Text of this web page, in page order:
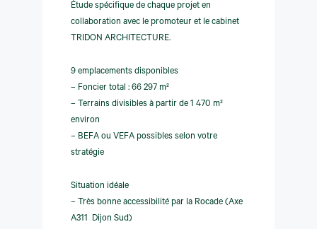
Étude spécifique de chaque projet en
collaboration avec le promoteur et le cabinet
TRIDON ARCHITECTURE.
9 emplacements disponibles
– Foncier total : 66 297 m²
– Terrains divisibles à partir de 1 470 m²
environ
– BEFA ou VEFA possibles selon votre
stratégie
Situation idéale
– Très bonne accessibilité par la Rocade (Axe
A311  Dijon Sud)